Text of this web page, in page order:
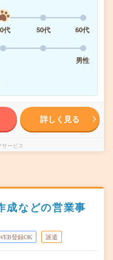
代 50代
60代
男性
詳しく見る
ービス
成などの営業事
登録OK 派遣